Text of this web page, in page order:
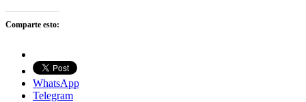
Comparte esto:
WhatsApp
Telegram